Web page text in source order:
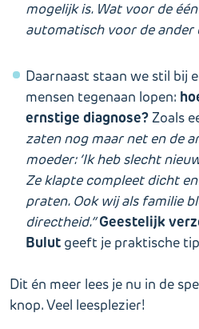
mogelijk is. Wat voor de
automatisch voor de ander
Daarnaast staan we stil bij
mensen tegenaan lopen:
ernstige diagnose? Zoals
zaten nog maar net en de
moeder: ‘Ik heb slecht
Ze klapte compleet dicht
praten. Ook wij als familie
directheid.” Geestelijk
Bulut geeft je praktische
Dit én meer lees je nu in de
knop. Veel leesplezier!